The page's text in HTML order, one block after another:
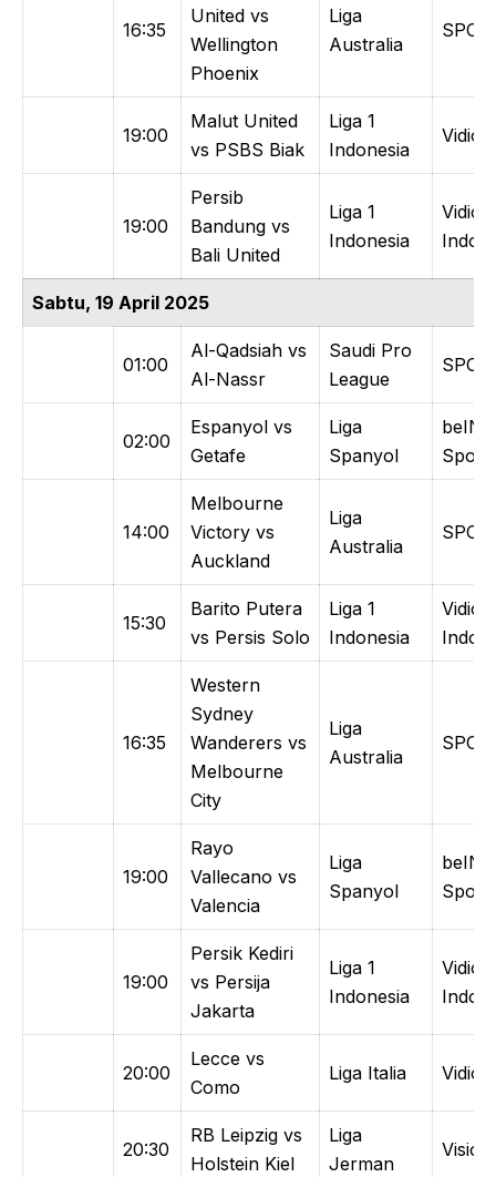
16:35
United vs
Wellington
Phoenix
Liga
Australia
19:00
Malut United
vs PSBS Biak
Liga 1
Indonesia
Vidio
19:00
Persib
Bandung vs
Bali United
Liga 1
Indonesia
Vidio /
Sabtu, 19 April 2025
01:00
Al-Qadsiah vs
Al-Nassr
Saudi Pro
League
02:00
Espanyol vs
Getafe
Liga
Spanyol
beIN
14:00
Melbourne
Victory vs
Auckland
Liga
Australia
15:30
Barito Putera
vs Persis Solo
Liga 1
Indonesia
Vidio /
16:35
Western
Sydney
Wanderers vs
Melbourne
City
Liga
Australia
19:00
Rayo
Vallecano vs
Valencia
Liga
Spanyol
beIN
19:00
Persik Kediri
vs Persija
Jakarta
Liga 1
Indonesia
Vidio /
20:00
Lecce vs
Como
Liga Italia Vidio
20:30
RB Leipzig vs
Holstein Kiel
Liga
Jerman